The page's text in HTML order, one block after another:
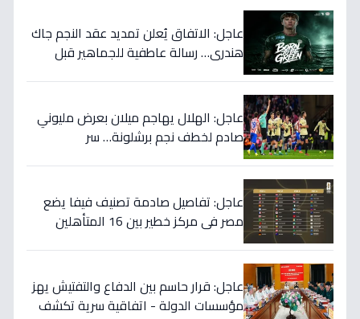
عاجل: الاتفاق يُعلن تمديد عقد النجم جاك
هندري… رسالة عاطفية للجماهير قبل
عاجل: الهلال يهاجم ميلان بعرض مليوني
صادم لخطف نجم برشلونة… سر
عاجل: تفاصيل صادمة تصنيف فيفا يضع
مصر في مركز خطير بين 16 المتأهلين
عاجل: قرار حاسم بين الدفاع والتفتيش يهز
مؤسسات الدولة - اتفاقية سرية تكشف